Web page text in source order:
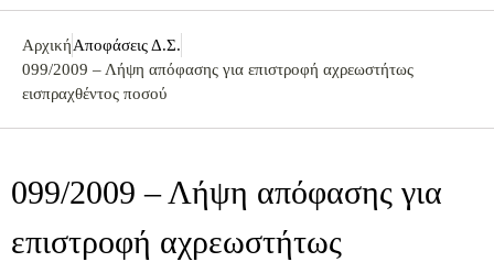
ΑρχικήΑποφάσεις Δ.Σ.
099/2009 – Λήψη απόφασης για επιστροφή αχρεωστήτως
εισπραχθέντος ποσού
099/2009 – Λήψη απόφασης για
επιστροφή αχρεωστήτως